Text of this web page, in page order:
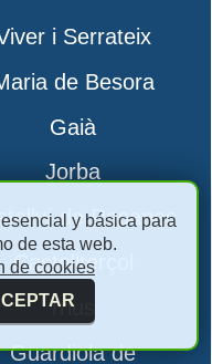
i Serrateix
de Besora
Gaià
Jorba
de Rosanes
Castellterçol
rrius
Guardiola de
y básica para
de esta web.
de cookies